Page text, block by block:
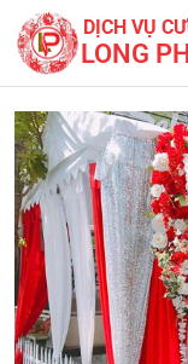
DỊCH VỤ
LONG